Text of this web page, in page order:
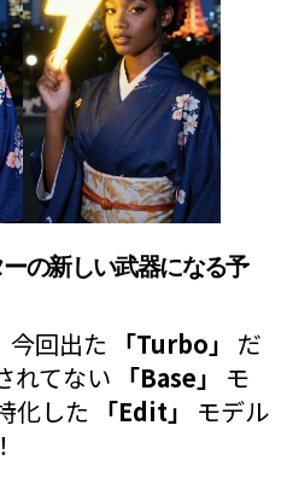
の新しい武器になる予
今回出た 「Turbo」 だ
れてない 「Base」
モ
化した
「Edit」
モデル